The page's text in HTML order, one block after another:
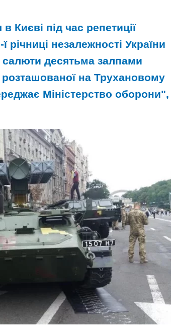
Києві під час репетиції
річниці незалежності України
салюти десятьма залпами
розташованої на Трухановому
Міністерство оборони",